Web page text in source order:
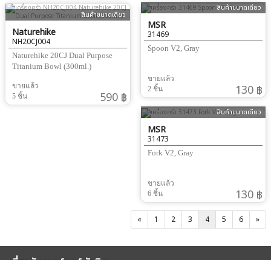
สินค้าขนาดเดียว
Naturehike
NH20CJ004
Naturehike 20CJ Dual Purpose
Titanium Bowl (300ml.)
ขายแล้ว
5 ชิ้น
590 ฿
สินค้าขนาดเดียว
MSR
31469
Spoon V2, Gray
ขายแล้ว
2 ชิ้น
130 ฿
สินค้าขนาดเดียว
MSR
31473
Fork V2, Gray
ขายแล้ว
6 ชิ้น
130 ฿
« 1 2 3 4 5 6 »